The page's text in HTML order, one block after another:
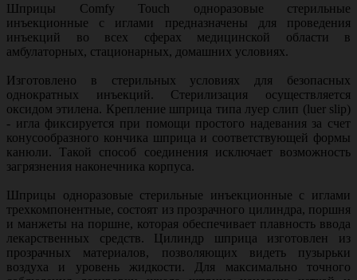
Шприцы Comfy Touch одноразовые стерильные
инъекционные с иглами предназначены для проведения
инъекций во всех сферах медицинской области в
амбулаторных, стационарных, домашних условиях.
Изготовлено в стерильных условиях для безопасных
однократных инъекций. Стерилизация осуществляется
оксидом этилена. Крепление шприца типа луер слип (luer slip)
- игла фиксируется при помощи простого надевания за счет
конусообразного кончика шприца и соответствующей формы
канюли. Такой способ соединения исключает возможность
загрязнения наконечника корпуса.
Шприцы одноразовые стерильные инъекционные с иглами
трехкомпонентные, состоят из прозрачного цилиндра, поршня
и манжеты на поршне, которая обеспечивает плавность ввода
лекарственных средств. Цилиндр шприца изготовлен из
прозрачных материалов, позволяющих видеть пузырьки
воздуха и уровень жидкости. Для максимально точного